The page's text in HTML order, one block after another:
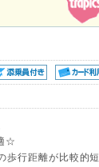
☆
歩行距離が比較的短